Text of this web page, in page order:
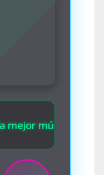
música las 24